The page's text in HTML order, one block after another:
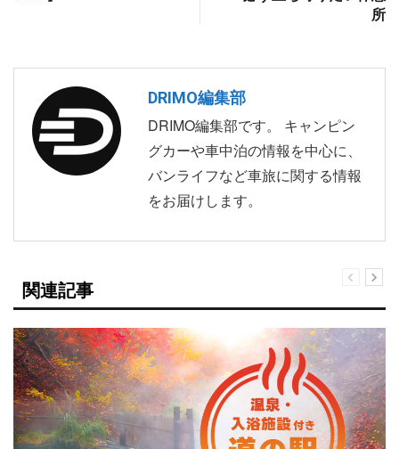
所
DRIMO編集部
DRIMO編集部です。 キャンピン
グカーや車中泊の情報を中心に、
バンライフなど車旅に関する情報
をお届けします。
関連記事